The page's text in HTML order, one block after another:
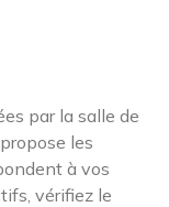
par la salle de
les
à vos
vérifiez le